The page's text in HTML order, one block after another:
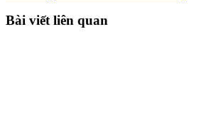
Bài viết liên quan